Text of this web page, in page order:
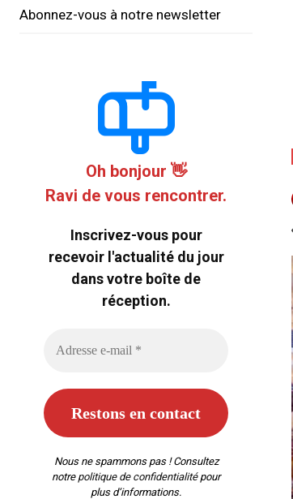
Abonnez-vous à notre newsletter
Oh bonjour 👋
Ravi de vous rencontrer.
Inscrivez-vous pour
recevoir l'actualité du jour
dans votre boîte de
réception.
Nous ne spammons pas ! Consultez
notre politique de confidentialitépour
plus d’informations.